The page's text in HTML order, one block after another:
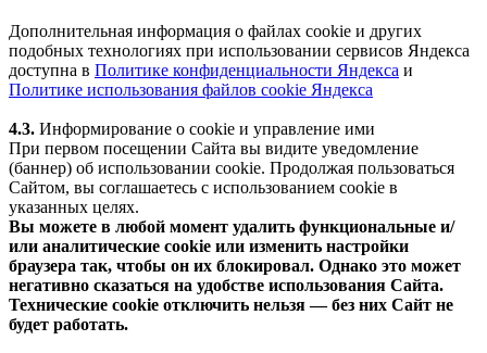
Дополнительная информация о файлах cookie и других
подобных технологиях при использовании сервисов Яндекса
доступна в Политике конфиденциальности Яндекса и
Политике использования файлов cookie Яндекса
4.3. Информирование о cookie и управление ими
При первом посещении Сайта вы видите уведомление
(баннер) об использовании cookie. Продолжая пользоваться
Сайтом, вы соглашаетесь с использованием cookie в
указанных целях.
Вы можете в любой момент удалить функциональные и/
или аналитические cookie или изменить настройки
браузера так, чтобы он их блокировал. Однако это может
негативно сказаться на удобстве использования Сайта.
Технические cookie отключить нельзя — без них Сайт не
будет работать.